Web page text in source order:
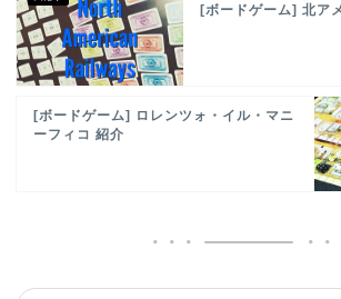
[ボードゲーム] 北ア
[ボードゲーム] ロレンツォ・イル・マニ
ーフィコ 紹介